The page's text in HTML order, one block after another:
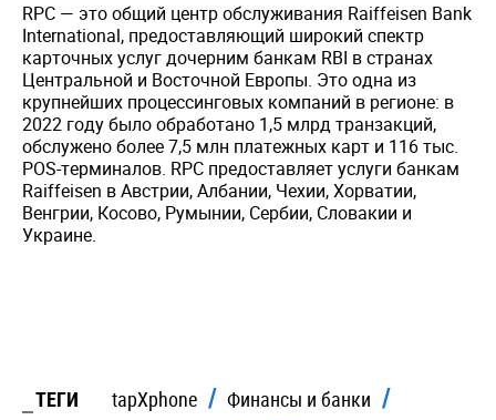
RPC — это общий центр обслуживания Raiffeisen Bank
International, предоставляющий широкий спектр
карточных услуг дочерним банкам RBI в странах
Центральной и Восточной Европы. Это одна из
крупнейших процессинговых компаний в регионе: в
2022 году было обработано 1,5 млрд транзакций,
обслужено более 7,5 млн платежных карт и 116 тыс.
POS-терминалов. RPC предоставляет услуги банкам
Raiffeisen в Австрии, Албании, Чехии, Хорватии,
Венгрии, Косово, Румынии, Сербии, Словакии и
Украине.
ТЕГИ tapXphone
Финансы и банки